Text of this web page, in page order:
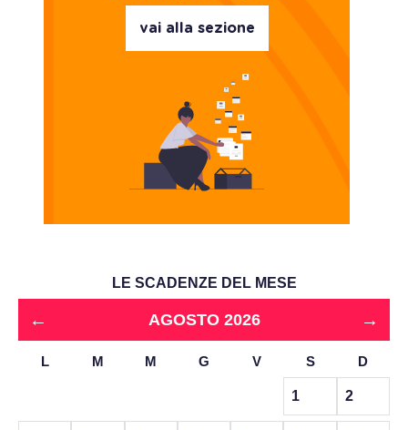
vai alla sezione
LE SCADENZE DEL MESE
← AGOSTO 2026 →
L M M G V S D
1 2